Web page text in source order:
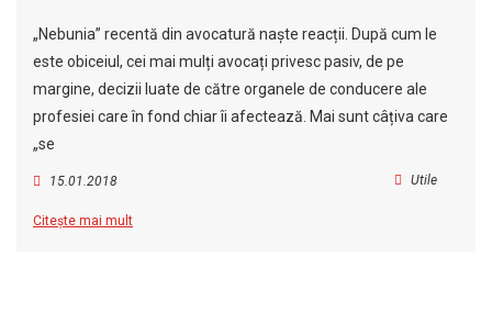
„Nebunia” recentă din avocatură naște reacții. După cum le
este obiceiul, cei mai mulți avocați privesc pasiv, de pe
margine, decizii luate de către organele de conducere ale
profesiei care în fond chiar îi afectează. Mai sunt câțiva care
„se
15.01.2018 Utile
Citește mai mult